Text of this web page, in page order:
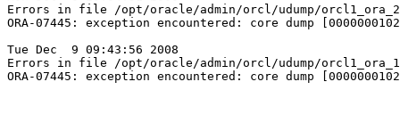
Errors in file /opt/oracle/admin/orcl/udump/
ORA-07445: exception encountered: core dump
Tue Dec  9 09:43:56 2008
Errors in file /opt/oracle/admin/orcl/udump/
ORA-07445: exception encountered: core dump